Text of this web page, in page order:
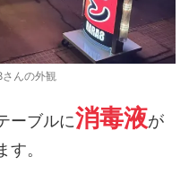
んの外観
ーブルに消毒液が
。